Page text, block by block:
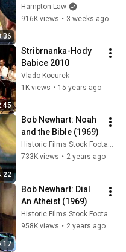
THIS (Simple
Phrase)
Hampton Law
916K views • 3 weeks ago
Stribrnanka-Hody
Babice 2010
Vlado Kocurek
1K views • 15 years ago
Bob Newhart: Noah
and the Bible (1969)
Historic Films Stock Footage Archive
733K views • 2 years ago
Bob Newhart: Dial
An Atheist (1969)
958K views • 2 years ago